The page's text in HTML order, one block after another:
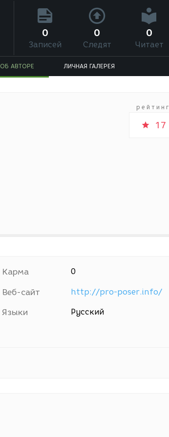
0
Записей
0
Следят
0
Читает
ОБ АВТОРЕ ЛИЧНАЯ ГАЛЕРЕЯ
рейтинг
17
Карма 0
Веб-сайт http://pro-poser.info/
Языки Русский